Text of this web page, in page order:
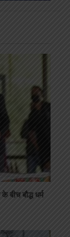
बौद्ध धर्म